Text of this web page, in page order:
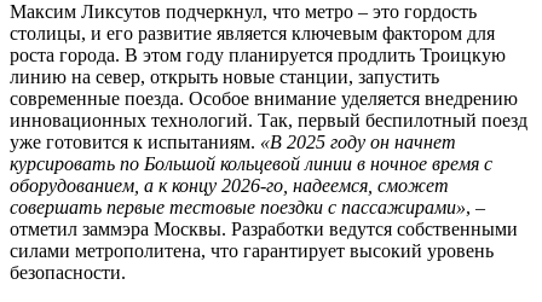
Максим Ликсутов подчеркнул, что метро – это гордость
столицы, и его развитие является ключевым фактором для
роста города. В этом году планируется продлить Троицкую
линию на север, открыть новые станции, запустить
современные поезда. Особое внимание уделяется внедрению
инновационных технологий. Так, первый беспилотный поезд
уже готовится к испытаниям. «В 2025 году он начнет
курсировать по Большой кольцевой линии в ночное время с
оборудованием, а к концу 2026-го, надеемся, сможет
совершать первые тестовые поездки с пассажирами», –
отметил заммэра Москвы. Разработки ведутся собственными
силами метрополитена, что гарантирует высокий уровень
безопасности.